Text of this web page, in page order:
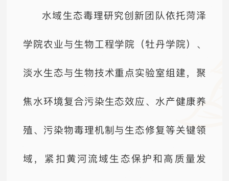
水域生态毒理研究创新团队依托菏泽
学院农业与生物工程学院（牡丹学院）、
淡水生态与生物技术重点实验室组建，聚
焦水环境复合污染生态效应、水产健康养
殖、污染物毒理机制与生态修复等关键领
域，紧扣黄河流域生态保护和高质量发